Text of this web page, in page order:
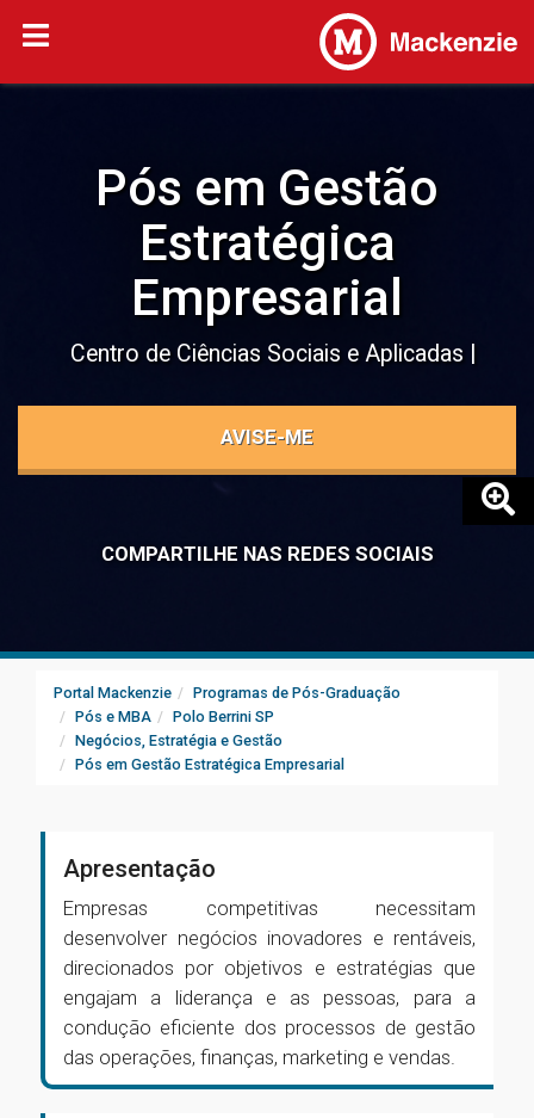
Pós em Gestão
Estratégica
Empresarial
Centro de Ciências Sociais e Aplicadas
AVISE-ME
COMPARTILHE NAS REDES SOCIAIS
Portal Mackenzie
Programas de Pós-Graduação
Pós e MBA
Polo Berrini SP
Negócios, Estratégia e Gestão
Pós em Gestão Estratégica Empresarial
Apresentação
Empresas competitivas necessitam
desenvolver negócios inovadores e rentáveis,
direcionados por objetivos e estratégias que
engajam a liderança e as pessoas, para a
condução eficiente dos processos de gestão
das operações, finanças, marketing e vendas.